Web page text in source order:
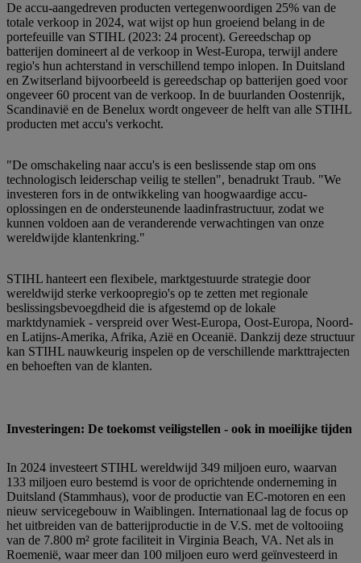
De accu-aangedreven producten vertegenwoordigen 25% van de
totale verkoop in 2024, wat wijst op hun groeiend belang in de
portefeuille van STIHL (2023: 24 procent). Gereedschap op
batterijen domineert al de verkoop in West-Europa, terwijl andere
regio's hun achterstand in verschillend tempo inlopen. In Duitsland
en Zwitserland bijvoorbeeld is gereedschap op batterijen goed voor
ongeveer 60 procent van de verkoop. In de buurlanden Oostenrijk,
Scandinavië en de Benelux wordt ongeveer de helft van alle STIHL
producten met accu's verkocht.
"De omschakeling naar accu's is een beslissende stap om ons
technologisch leiderschap veilig te stellen", benadrukt Traub. "We
investeren fors in de ontwikkeling van hoogwaardige accu-
oplossingen en de ondersteunende laadinfrastructuur, zodat we
kunnen voldoen aan de veranderende verwachtingen van onze
wereldwijde klantenkring."
STIHL hanteert een flexibele, marktgestuurde strategie door
wereldwijd sterke verkoopregio's op te zetten met regionale
beslissingsbevoegdheid die is afgestemd op de lokale
marktdynamiek - verspreid over West-Europa, Oost-Europa, Noord-
en Latijns-Amerika, Afrika, Azië en Oceanië. Dankzij deze structuur
kan STIHL nauwkeurig inspelen op de verschillende markttrajecten
en behoeften van de klanten.
Investeringen: De toekomst veiligstellen - ook in moeilijke tijden
In 2024 investeert STIHL wereldwijd 349 miljoen euro, waarvan
133 miljoen euro bestemd is voor de oprichtende onderneming in
Duitsland (Stammhaus), voor de productie van EC-motoren en een
nieuw servicegebouw in Waiblingen. Internationaal lag de focus op
het uitbreiden van de batterijproductie in de V.S. met de voltooiing
van de 7.800 m² grote faciliteit in Virginia Beach, VA. Net als in
Roemenië, waar meer dan 100 miljoen euro werd geïnvesteerd in